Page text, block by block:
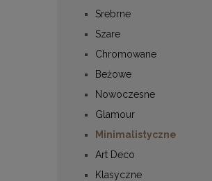
Srebrne
Szare
Chromowane
Beżowe
Nowoczesne
Glamour
Minimalistyczne
Art Deco
Klasyczne